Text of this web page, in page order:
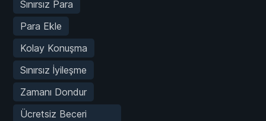
Sınırsız Para
Para Ekle
Kolay Konuşma
Sınırsız İyileşme
Zamanı Dondur
Ücretsiz Beceri